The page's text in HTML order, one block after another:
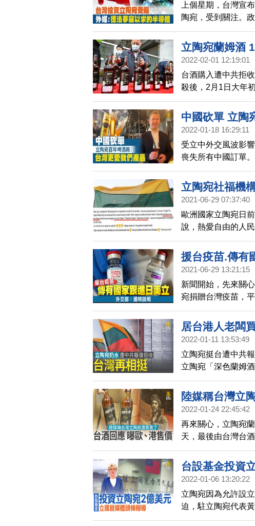
上個星期，台灣宣
陶宛，受到關注。
陶宛在台灣議題上
片製造業投資。
立陶宛蘭姆酒
2022-02-01 12:19:01
台酒購入遭中共拒
殺後，2月1日大年
小時就完售。台酒
限購1瓶。
中國砍單 立陶
2022-01-18 16:29:11
受立中外交風波影
喪失所有中國訂單
家產品和消費者，
「何不更投入於此
立陶宛社福機
2021-06-29 07:37:40
歐洲國家立陶宛日
說，熱愛自由的人
宛高風險懷孕中心
過去幾個月的捐款
灣」，還有人附上
心人員寫到：「不
能協助您們救下寶
援台疫苗.傳有
2021-06-29 13:21:15
新聞開始，先來關
宛捐贈台灣疫苗，
外交部今早有最新
居台港人老闆
2022-01-11 13:53:49
立陶宛挺台遭中共
立陶宛「深色蘭姆
貨櫃奶水遭中方拒
協助之下，由在台
運送來台，這批奶
陸媒稱台灣立
2022-01-24 22:45:42
再來關心，立陶宛
天，最後由台灣台
媒卻報導，大陸賣
應，從運費到人工
洲與香港等國家地
台設基金投資
2022-01-06 13:20:22
立陶宛因為允許設
迫，駐立陶宛代表
的「中東歐投資基